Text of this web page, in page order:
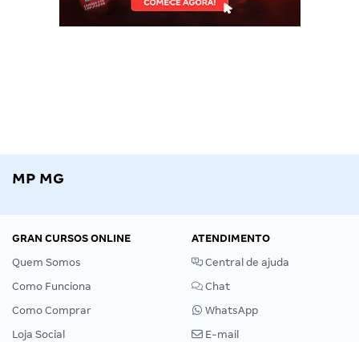
MP MG
GRAN CURSOS ONLINE
Quem Somos
Como Funciona
Como Comprar
Loja Social
ATENDIMENTO
Central de ajuda
Chat
WhatsApp
E-mail